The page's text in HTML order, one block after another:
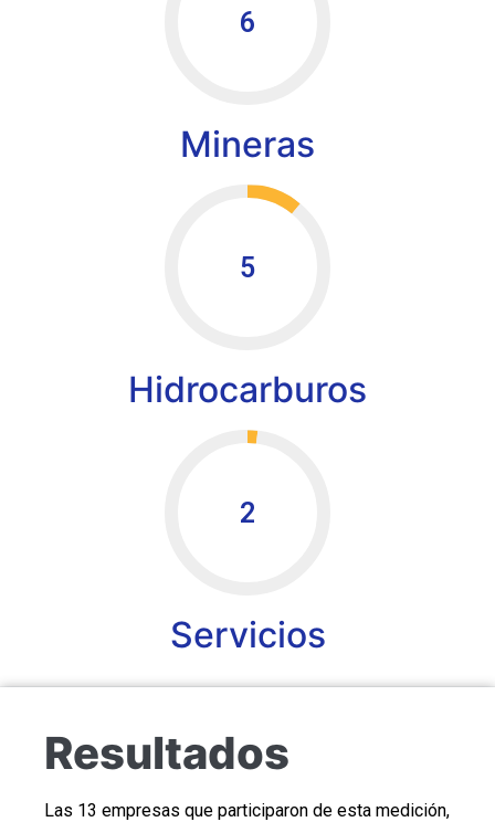
6
Mineras
5
Hidrocarburos
2
Servicios
Resultados
Las 13 empresas que participaron de esta medición,